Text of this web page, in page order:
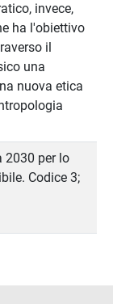
invece,
ha l'obiettivo
il
una
nuova etica
2030 per lo
Codice 3;